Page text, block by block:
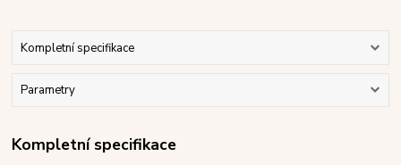
Kompletní specifikace
Parametry
Kompletní specifikace